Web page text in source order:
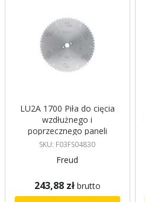
LU2A 1700 Piła do cięcia
wzdłużnego i
poprzecznego paneli
drewnianych - 250 x 3,2 /
Freud
SKU: F03FS04830
Freud
243,88 zł brutto